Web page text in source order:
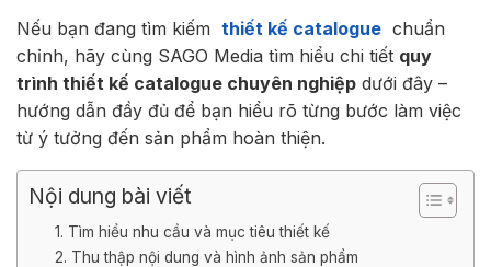
Nếu bạn đang tìm kiếm thiết kế catalogue chuẩn
chỉnh, hãy cùng SAGO Media tìm hiểu chi tiết quy
trình thiết kế catalogue chuyên nghiệp dưới đây –
hướng dẫn đầy đủ để bạn hiểu rõ từng bước làm việc
từ ý tưởng đến sản phẩm hoàn thiện.
Nội dung bài viết
1. Tìm hiểu nhu cầu và mục tiêu thiết kế
2. Thu thập nội dung và hình ảnh sản phẩm